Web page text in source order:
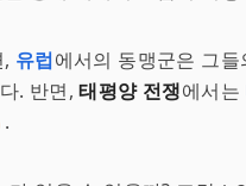
유럽에서의 동맹군은 그
. 반면,태평양 전쟁에서는